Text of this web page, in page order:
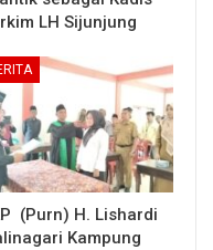
LH Sijunjung
(Purn) H. Lishardi
Kampung